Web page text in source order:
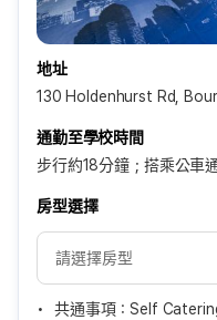
地址
130 Holdenhurst Rd,
通勤至學校時間
步行約18分鐘；搭乘公車
房型選擇
共通事項：Self